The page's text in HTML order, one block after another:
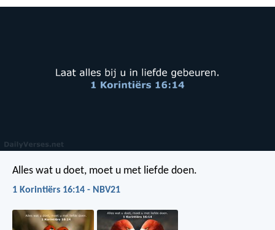
Alles wat u doet, moet u met liefde doen.
1 Korintiërs 16:14 - NBV21